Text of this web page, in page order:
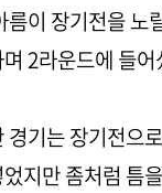
름이 장기전을 노
2라운드에 들어
경기는 장기전으
지만 좀처럼 틈